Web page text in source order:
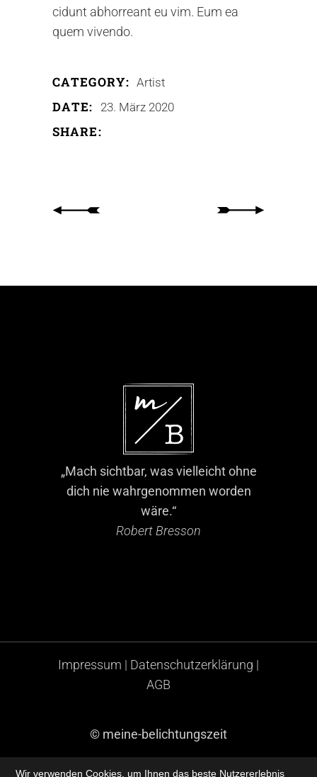
cidunt abhorreant eu vim. Eum ea
quem vivendo.
CATEGORY: Artist
DATE: 23. März 2020
SHARE:
„Mach sichtbar, was vielleicht ohne
dich nie wahrgenommen worden
wäre.“
Robert Bresson
Impressum | Datenschutzerklärung |
AGB
© meine-belichtungszeit
Wir verwenden Cookies, um Ihnen das beste Nutzererlebnis